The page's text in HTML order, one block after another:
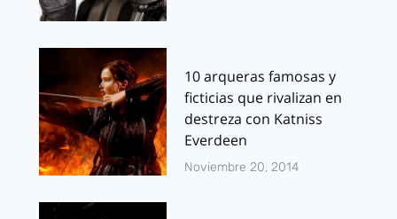
10 arqueras famosas y
ficticias que rivalizan en
destreza con Katniss
Everdeen
Noviembre 20, 2014